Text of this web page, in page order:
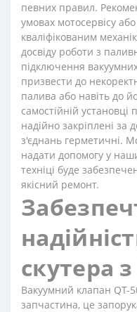
певних правил.
умовах мотосервісу
кваліфікованим
досвіду роботи з
підключення
призвести до
палива або навіть до
самостійній
надійно закріплені за
з'єднань герметичні.
надати допомогу у
техніці буде
якісний ремонт.
скутера
Вакуумний клапан QT-
запчастина, це